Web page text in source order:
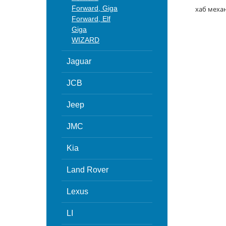
Forward, Giga
Forward, Elf
Giga
WIZARD
Jaguar
JCB
Jeep
JMC
Kia
Land Rover
Lexus
LI
хаб